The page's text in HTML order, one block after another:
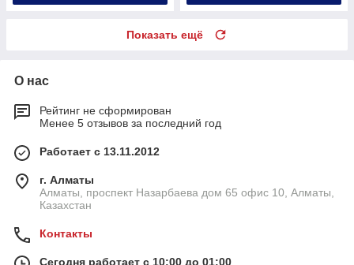
Показать ещё
О нас
Рейтинг не сформирован
Менее 5 отзывов за последний год
Работает с 13.11.2012
г. Алматы
Алматы, проспект Назарбаева дом 65 офис 10, Алматы,
Казахстан
Контакты
Сегодня работает с 10:00 до 01:00